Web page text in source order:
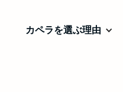
カペラを選ぶ理由